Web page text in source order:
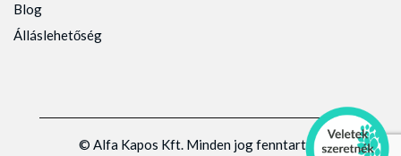
Blog
Álláslehetőség
© Alfa Kapos Kft. Minden jog fenntartva.